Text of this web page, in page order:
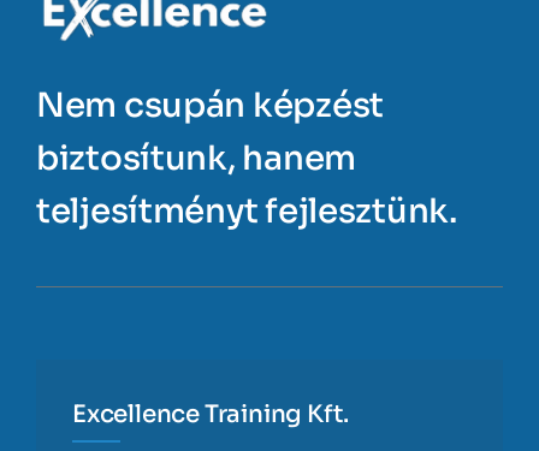
Nem csupán képzést
biztosítunk, hanem
teljesítményt fejlesztünk.
Excellence Training Kft.